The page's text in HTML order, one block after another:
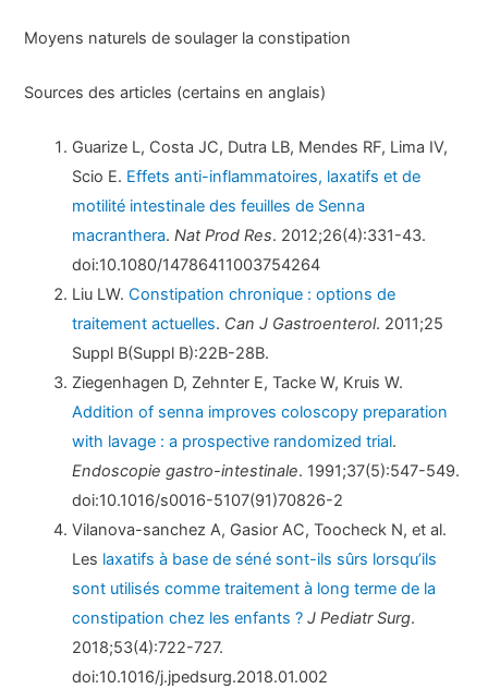
Moyens naturels de soulager la constipation
Sources des articles (certains en anglais)
Guarize L, Costa JC, Dutra LB, Mendes RF, Lima IV,
Scio E. Effets anti-inflammatoires, laxatifs et de
motilité intestinale des feuilles de Senna
macranthera.Nat Prod Res. 2012;26(4):331-43.
doi:10.1080/14786411003754264
Liu LW.Constipation chronique : options de
traitement actuelles. Can J Gastroenterol. 2011;25
Suppl B(Suppl B):22B-28B.
Ziegenhagen D, Zehnter E, Tacke W, Kruis W.
Addition of senna improves coloscopy preparation
with lavage : a prospective randomized trial.
Endoscopie gastro-intestinale. 1991;37(5):547-549.
doi:10.1016/s0016-5107(91)70826-2
Vilanova-sanchez A, Gasior AC, Toocheck N, et al.
Les laxatifs à base de séné sont-ils sûrs lorsqu’ils
sont utilisés comme traitement à long terme de la
constipation chez les enfants ? J Pediatr Surg.
2018;53(4):722-727.
doi:10.1016/j.jpedsurg.2018.01.002